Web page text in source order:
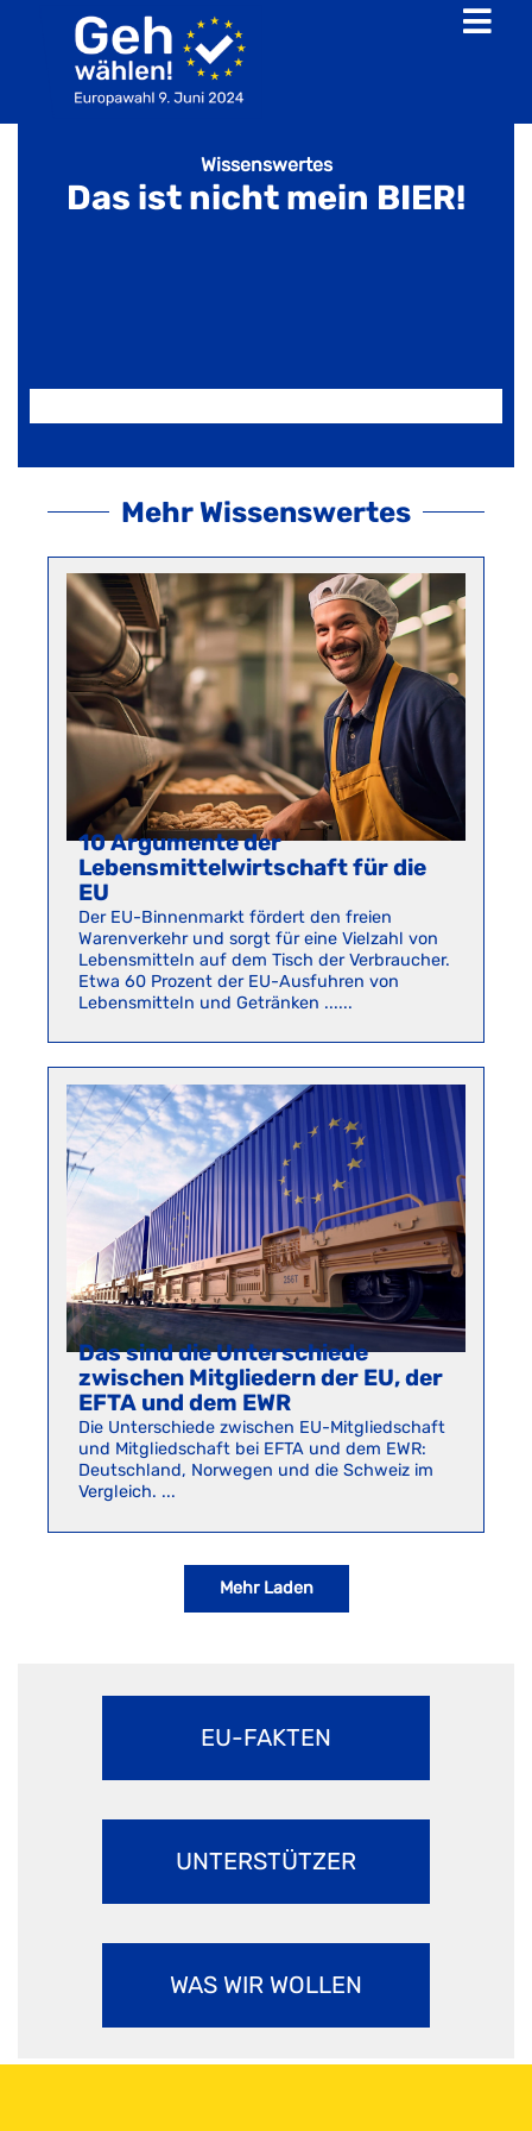
Wissenswertes
Das ist nicht mein BIER!
Mehr Wissenswertes
10 Argumente der
Lebensmittelwirtschaft für die
EU
Der EU-Binnenmarkt fördert den freien
Warenverkehr und sorgt für eine Vielzahl von
Lebensmitteln auf dem Tisch der Verbraucher.
Etwa 60 Prozent der EU-Ausfuhren von
Lebensmitteln und Getränken ......
Das sind die Unterschiede
zwischen Mitgliedern der EU, der
EFTA und dem EWR
Die Unterschiede zwischen EU-Mitgliedschaft
und Mitgliedschaft bei EFTA und dem EWR:
Deutschland, Norwegen und die Schweiz im
Vergleich. ...
Mehr Laden
EU-FAKTEN
UNTERSTÜTZER
WAS WIR WOLLEN